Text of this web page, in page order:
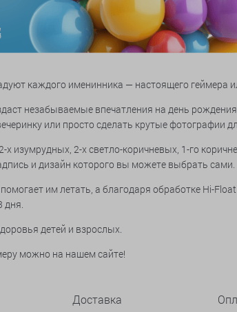
каждого именинника — настоящего геймера
незабываемые впечатления на день
или просто сделать крутые фотографии
х изумрудных, 2-х светло-коричневых, 1-го
и дизайн которого вы можете выбрать сами.
им летать, а благодаря обработке Hi-
дня.
детей и взрослых.
можно на нашем сайте!
Доставка